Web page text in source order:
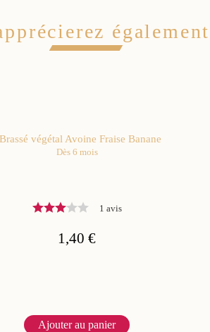
Brassé végétal Avoine Fraise Banane
Dès 6 mois
1 avis
1,40 €
Ajouter au panier